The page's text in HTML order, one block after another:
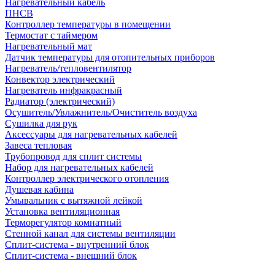
Нагревательный кабель
ПНСВ
Контроллер температуры в помещении
Термостат с таймером
Нагревательный мат
Датчик температуры для отопительных приборов
Нагреватель/тепловентилятор
Конвектор электрический
Нагреватель инфракрасный
Радиатор (электрический)
Осушитель/Увлажнитель/Очиститель воздуха
Сушилка для рук
Аксессуары для нагревательных кабелей
Завеса тепловая
Трубопровод для сплит системы
Набор для нагревательных кабелей
Контроллер электрического отопления
Душевая кабина
Умывальник с вытяжной лейкой
Установка вентиляционная
Терморегулятор комнатный
Стенной канал для системы вентиляции
Сплит-система - внутренний блок
Сплит-система - внешний блок